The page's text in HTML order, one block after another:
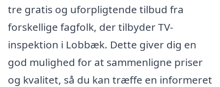
tre gratis og uforpligtende tilbud fra
forskellige fagfolk, der tilbyder TV-
inspektion i Lobbæk. Dette giver dig en
god mulighed for at sammenligne priser
og kvalitet, så du kan træffe en informeret